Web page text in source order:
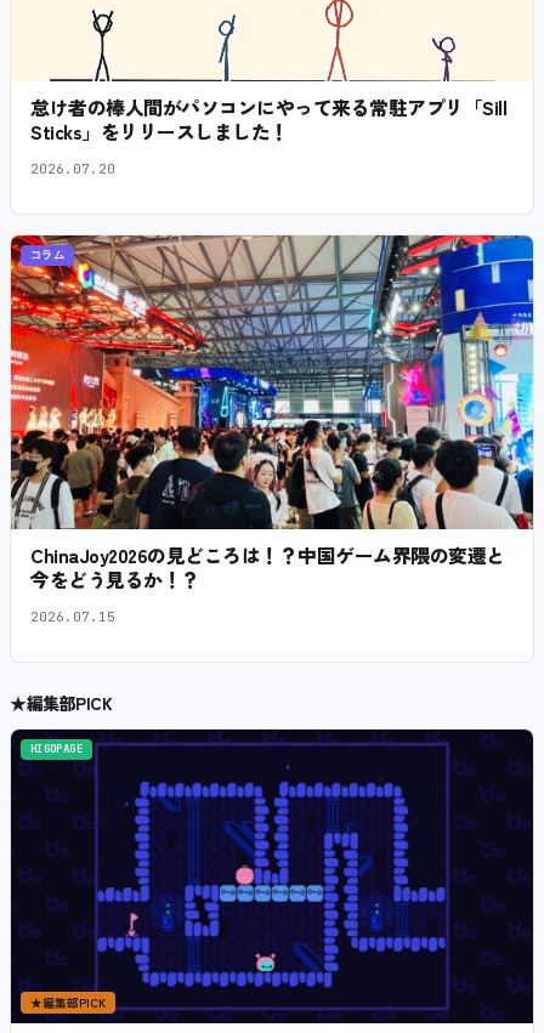
怠け者の棒人間がパソコンにやって来る常駐アプリ「Sill
Sticks」をリリースしました！
2026.07.20
コラム
ChinaJoy2026の見どころは！？中国ゲーム界隈の変遷と
今をどう見るか！？
2026.07.15
★編集部PICK
HIGOPAGE
★編集部PICK